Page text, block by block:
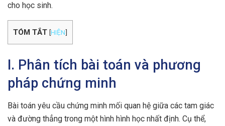
cho học sinh.
TÓM TẮT [HIỆN]
I. Phân tích bài toán và phương
pháp chứng minh
Bài toán yêu cầu chứng minh mối quan hệ giữa các tam giác
và đường thẳng trong một hình hình học nhất định. Cụ thể,